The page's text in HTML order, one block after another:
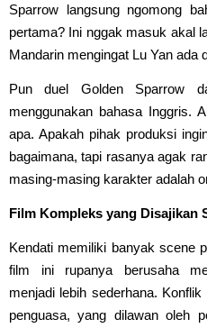
Sparrow langsung ngomong
pertama? Ini nggak masuk akal
Mandarin mengingat Lu Yan ada
Pun duel Golden Sparrow
menggunakan bahasa Inggris.
apa. Apakah pihak produksi
bagaimana, tapi rasanya agak
masing-masing karakter adalah
Film Kompleks yang Disajikan
Kendati memiliki banyak scene
film ini rupanya berusaha
menjadi lebih sederhana.
penguasa, yang dilawan oleh